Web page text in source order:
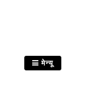
मेन्यू